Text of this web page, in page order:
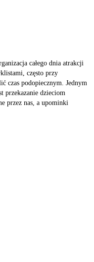
całego dnia atrakcji
często przy
czas podopiecznym. Jednym
przekazanie dzieciom
przez nas, a upominki